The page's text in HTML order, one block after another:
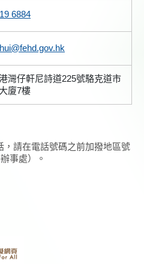
6884
灣仔軒尼詩道225號駱克道市
廈7樓
請在電話號碼之前加撥地區號
事處）。